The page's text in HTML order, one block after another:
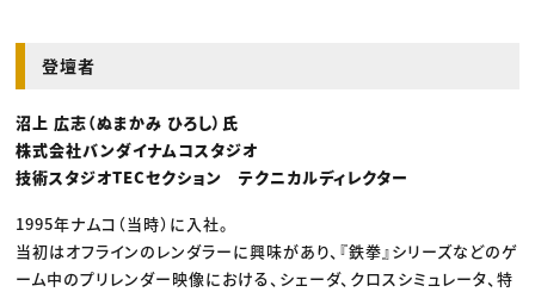
登壇者
沼上 広志（ぬまかみ ひろし）氏
株式会社バンダイナムコスタジオ
技術スタジオTECセクション テクニカルディレクター
1995年ナムコ（当時）に入社。
当初はオフラインのレンダラーに興味があり、『鉄拳』シリーズなどのゲ
ーム中のプリレンダー映像における、シェーダ、クロスシミュレータ、特